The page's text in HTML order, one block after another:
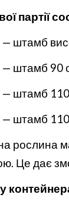
партії
штамб
штамб 90
штамб 110
штамб 110
рослина
Це дає